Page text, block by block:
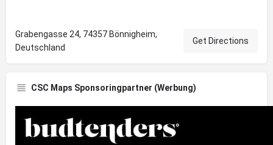
Grabengasse 24, 74357 Bönnigheim,
Deutschland
Get Directions
CSC Maps Sponsoringpartner (Werbung)